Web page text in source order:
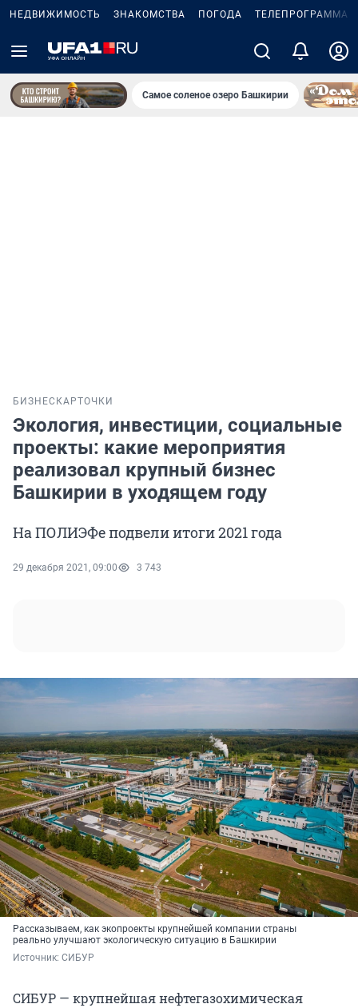
НЕДВИЖИМОСТЬ ЗНАКОМСТВА ПОГОДА ТЕЛЕПРОГРАММА
Самое соленое озеро Башкирии
БИЗНЕС КАРТОЧКИ
Экология, инвестиции, социальные
проекты: какие мероприятия
реализовал крупный бизнес
Башкирии в уходящем году
На ПОЛИЭФе подвели итоги 2021 года
29 декабря 2021, 09:00 3 743
Рассказываем, как экопроекты крупнейшей компании страны
реально улучшают экологическую ситуацию в Башкирии
Источник: СИБУР
СИБУР — крупнейшая нефтегазохимическая